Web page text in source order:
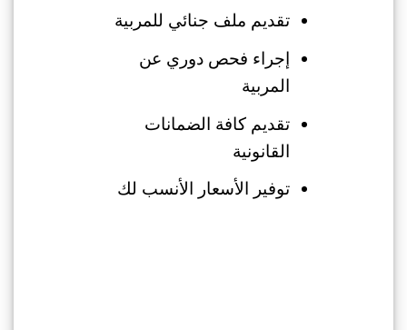
تقديم ملف جنائي للمربية
إجراء فحص دوري عن
المربية
تقديم كافة الضمانات
القانونية
توفير الأسعار الأنسب لك